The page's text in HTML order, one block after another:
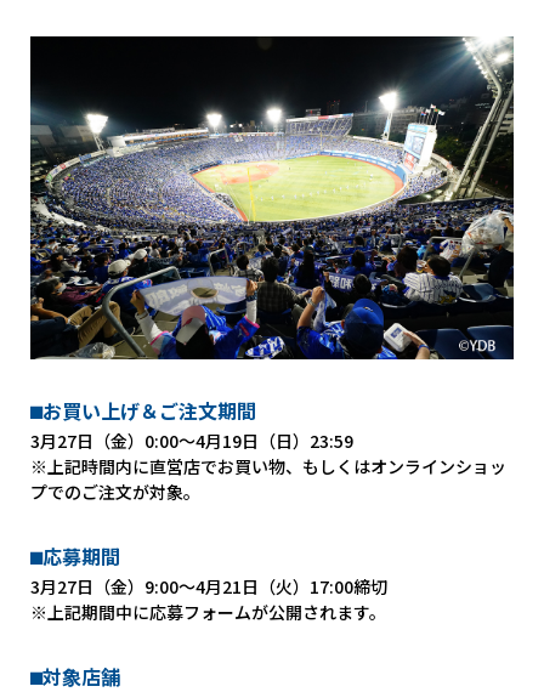
⬛︎お買い上げ＆ご注文期間
3月27日（金）0:00〜4月19日（日）23:59
※上記時間内に直営店でお買い物、もしくはオンラインショッ
プでのご注文が対象。
⬛︎応募期間
3月27日（金）9:00〜4月21日（火）17:00締切
※上記期間中に応募フォームが公開されます。
⬛︎対象店舗